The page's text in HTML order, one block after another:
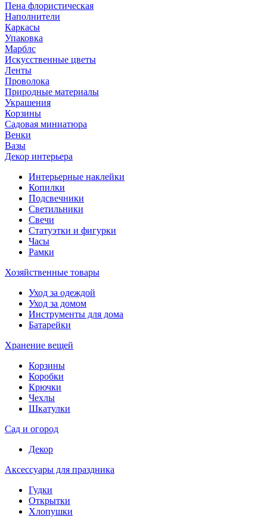
Пена флористическая
Наполнители
Каркасы
Упаковка
Марблс
Искусственные цветы
Ленты
Проволока
Природные материалы
Украшения
Корзины
Садовая миниатюра
Венки
Вазы
Декор интерьера
Интерьерные наклейки
Копилки
Подсвечники
Светильники
Свечи
Статуэтки и фигурки
Часы
Рамки
Хозяйственные товары
Уход за одеждой
Уход за домом
Инструменты для дома
Батарейки
Хранение вещей
Корзины
Коробки
Крючки
Чехлы
Шкатулки
Сад и огород
Декор
Аксессуары для праздника
Гудки
Открытки
Хлопушки